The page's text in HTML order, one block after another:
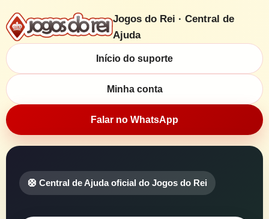
Jogos do Rei · Central de
Ajuda
Início do suporte
Minha conta
Falar no WhatsApp
🛟 Central de Ajuda oficial do Jogos do Rei